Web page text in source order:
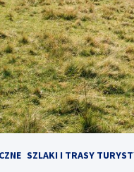
SZLAKI I TRASY